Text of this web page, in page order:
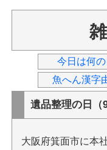
今日は何の
魚へん漢字
遺品整理の日（
大阪府箕面市に本